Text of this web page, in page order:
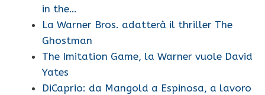
in the…
La Warner Bros. adatterà il thriller The
Ghostman
The Imitation Game, la Warner vuole David
Yates
DiCaprio: da Mangold a Espinosa, a lavoro